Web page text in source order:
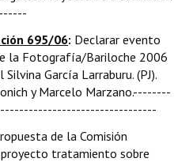
695/06: Declarar evento
la Fotografía/Bariloche 2006 
Silvina García Larraburu. (PJ).
y Marcelo Marzano.--------
de la Comisión
tratamiento sobre